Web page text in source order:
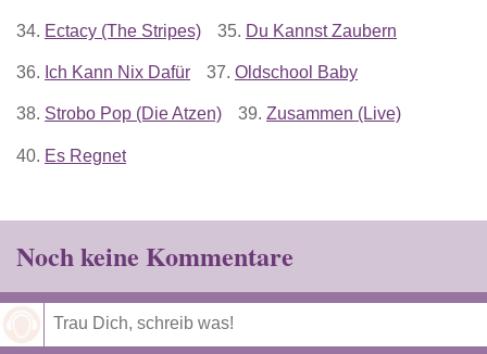
34. Ectacy (The Stripes) 35. Du Kannst Zaubern
36. Ich Kann Nix Dafür 37. Oldschool Baby
38. Strobo Pop (Die Atzen) 39. Zusammen (Live)
40. Es Regnet
Noch keine Kommentare